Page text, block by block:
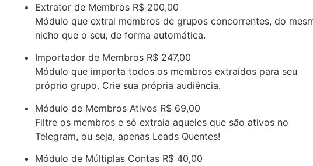
Extrator de Membros R$ 200,00
Módulo que extrai membros de grupos concorrentes, do
nicho que o seu, de forma automática.
Importador de Membros R$ 247,00
Módulo que importa todos os membros extraídos para seu
próprio grupo. Crie sua própria audiência.
Módulo de Membros Ativos R$ 69,00
Filtre os membros e só extraia aqueles que são ativos no
Telegram, ou seja, apenas Leads Quentes!
Módulo de Múltiplas Contas R$ 40,00